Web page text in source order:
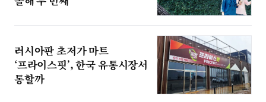
러시아판 초저가 마트
‘프라이스핏’, 한국 유통시장서
통할까